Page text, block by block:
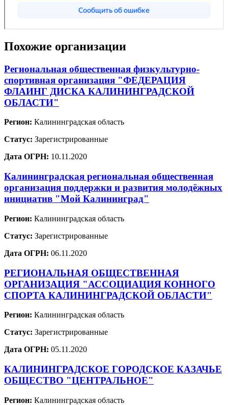
Похожие организации
Региональная общественная физкультурно-
спортивная организация "ФЕДЕРАЦИЯ
ФЛАИНГ ДИСКА КАЛИНИНГРАДСКОЙ
ОБЛАСТИ"
Регион: Калининградская область
Статус: Зарегистрированные
Дата ОГРН: 10.11.2020
Калининградская региональная общественная
организация поддержки и развития молодёжных
инициатив "Мой Калининград"
Регион: Калининградская область
Статус: Зарегистрированные
Дата ОГРН: 06.11.2020
РЕГИОНАЛЬНАЯ ОБЩЕСТВЕННАЯ
ОРГАНИЗАЦИЯ "АССОЦИАЦИЯ КОННОГО
СПОРТА КАЛИНИНГРАДСКОЙ ОБЛАСТИ"
Регион: Калининградская область
Статус: Зарегистрированные
Дата ОГРН: 05.11.2020
КАЛИНИНГРАДСКОЕ ГОРОДСКОЕ КАЗАЧЬЕ
ОБЩЕСТВО "ЦЕНТРАЛЬНОЕ"
Регион: Калининградская область